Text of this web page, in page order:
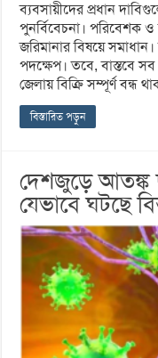
ব্যবসায়ীদের প্রধান
পুনর্বিবেচনা। পরিবেশক
জরিমানার বিষয়ে
পদক্ষেপ। তবে, বাস্তবে
জেলায় বিক্রি সম্পূর্ণ বন্ধ
বিস্তারিত পড়ুন
দেশজুড়ে আতঙ্ক
যেভাবে ঘটছে